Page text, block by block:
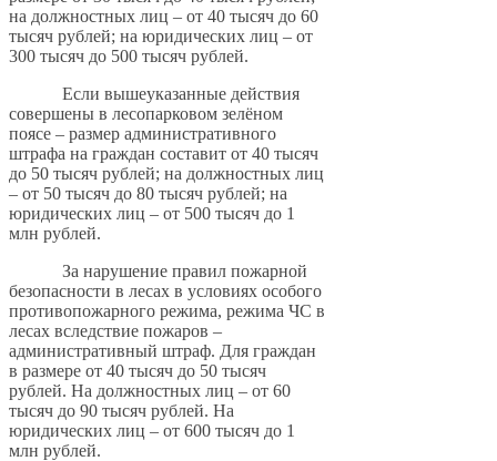
на должностных лиц – от 40 тысяч до 60
тысяч рублей; на юридических лиц – от
300 тысяч до 500 тысяч рублей.
Если вышеуказанные действия
совершены в лесопарковом зелёном
поясе – размер административного
штрафа на граждан составит от 40 тысяч
до 50 тысяч рублей; на должностных лиц
– от 50 тысяч до 80 тысяч рублей; на
юридических лиц – от 500 тысяч до 1
млн рублей.
За нарушение правил пожарной
безопасности в лесах в условиях особого
противопожарного режима, режима ЧС в
лесах вследствие пожаров –
административный штраф. Для граждан
в размере от 40 тысяч до 50 тысяч
рублей. На должностных лиц – от 60
тысяч до 90 тысяч рублей. На
юридических лиц – от 600 тысяч до 1
млн рублей.